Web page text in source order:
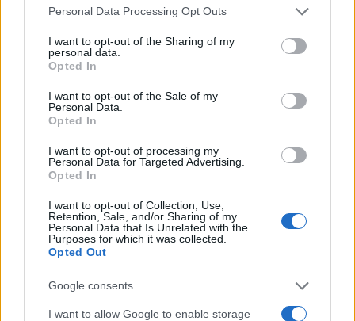
Please note that this website/app uses one or more Google
not limited to your visit or usage behaviour. You may click to
grant or deny consent to Google and its third-party tags to
use your data for below specified purposes in below Google
consent section.
Personal Data Processing Opt Outs
I want to opt-out of the Sharing of my
personal data.
Opted In
I want to opt-out of the Sale of my
Personal Data.
Opted In
I want to opt-out of processing my
Personal Data for Targeted Advertising.
Opted In
I want to opt-out of Collection, Use,
Retention, Sale, and/or Sharing of my
Personal Data that Is Unrelated with the
Purposes for which it was collected.
Opted Out
Google consents
I want to allow Google to enable storage
Brentolie daalt naar 88.9 dollar: grondstoffen onder druk
NEWS